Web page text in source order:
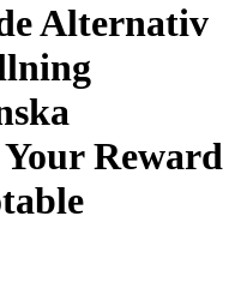
Alternativ
Reward